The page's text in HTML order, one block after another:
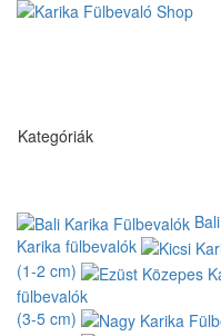
Kategóriák
Bali
Karika fülbevalók
(1-2 cm)
fülbevalók
(3-5 cm)